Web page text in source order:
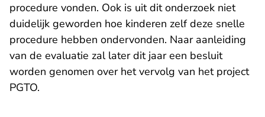
procedure vonden. Ook is uit dit onderzoek niet
duidelijk geworden hoe kinderen zelf deze snelle
procedure hebben ondervonden. Naar aanleiding
van de evaluatie zal later dit jaar een besluit
worden genomen over het vervolg van het project
PGTO.